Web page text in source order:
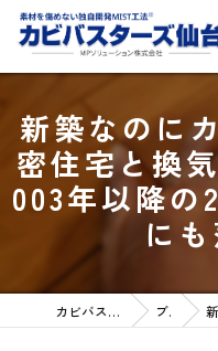
新築なのに
密住宅と換
003年以降の
に
カビバスターズ仙台HOME ブログ 新